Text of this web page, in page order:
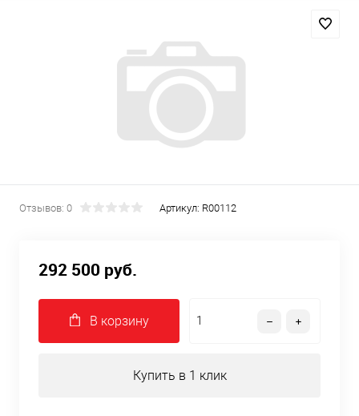
Отзывов: 0 Артикул: R00112
292 500 руб.
В корзину
Купить в 1 клик